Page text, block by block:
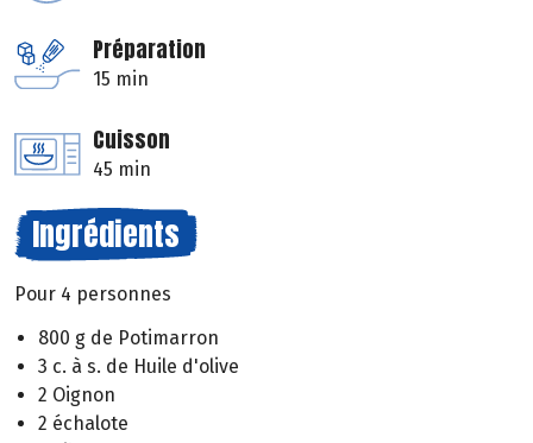
Préparation
15 min
Cuisson
45 min
Ingrédients
Pour 4 personnes
800 g de Potimarron
3 c. à s. de Huile d'olive
2 Oignon
2 échalote